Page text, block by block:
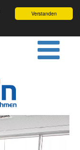
Verstanden